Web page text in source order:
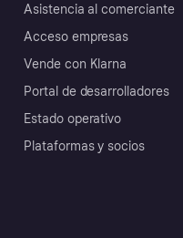
Asistencia al comerciante
Acceso empresas
Vende con Klarna
Portal de desarrolladores
Estado operativo
Plataformas y socios